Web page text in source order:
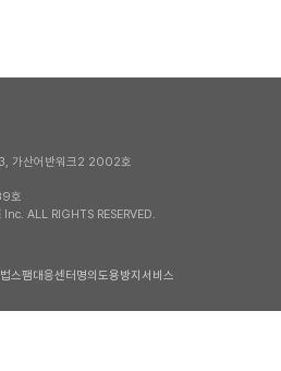
가산어반워크2 2002호
호
ALL RIGHTS RESERVED.
스팸대응센터명의도용방지서비스